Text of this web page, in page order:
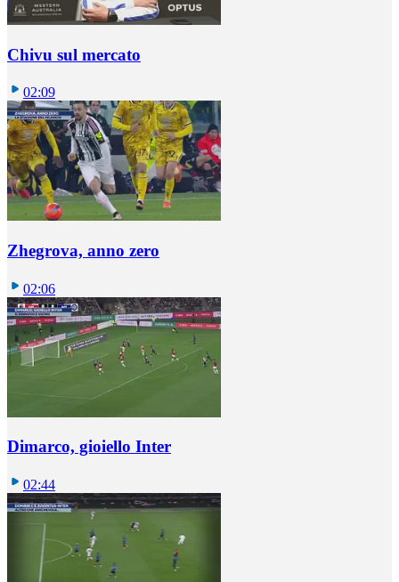
Chivu sul mercato
02:09
Zhegrova, anno zero
02:06
Dimarco, gioiello Inter
02:44